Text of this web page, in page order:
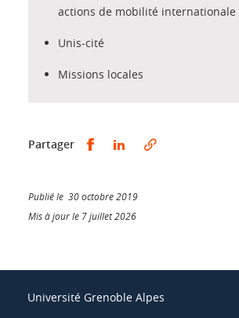
actions de mobilité internationale
Unis-cité
Missions locales
Partager Partager sur Facebook
Partager sur LinkedIn
Publié le 30 octobre 2019
Mis à jour le 7 juillet 2026
Université Grenoble Alpes